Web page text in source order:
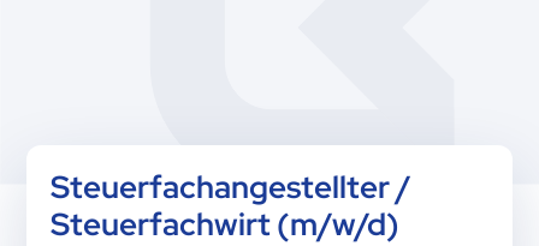
Steuerfachangestellter /
Steuerfachwirt (m/w/d)